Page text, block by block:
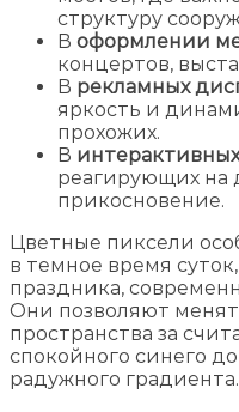
структуру
В оформлении
концертов,
В рекламных
яркость и
прохожих.
В
реагирующих на
прикосновение.
Цветные пиксели
в темное время
праздника,
Они позволяют
пространства за
спокойного синего
радужного градиента.